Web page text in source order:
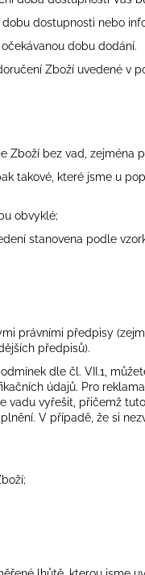
dostupnosti nebo
dobu dodání.
Zboží uvedené v
Zboží bez vad, zejména
takové, které jsme u
obvyklé;
stanovena podle
předpisy
předpisů).
dle čl. VII.1,
údajů. Pro
vyřešit, přičemž
V případě, že si